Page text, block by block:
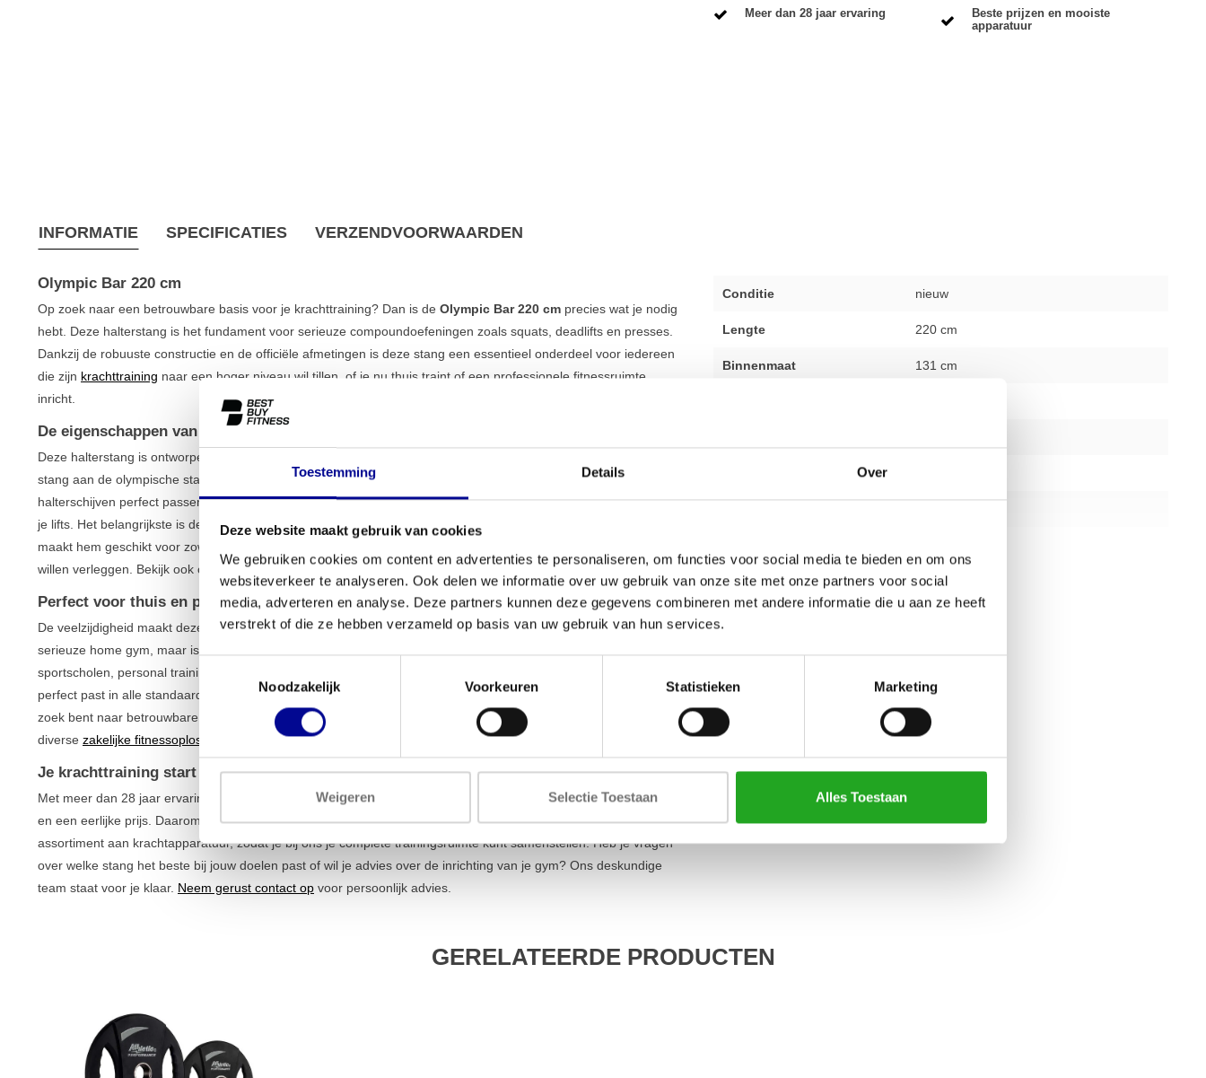
Toestemming Details Over
Deze website maakt gebruik van cookies
We gebruiken cookies om content en advertenties te personaliseren, om functies voor social media te bieden en om ons
websiteverkeer te analyseren. Ook delen we informatie over uw gebruik van onze site met onze partners voor social
media, adverteren en analyse. Deze partners kunnen deze gegevens combineren met andere informatie die u aan ze heeft
verstrekt of die ze hebben verzameld op basis van uw gebruik van hun services.
Noodzakelijk
Voorkeuren Statistieken Marketing
Weigeren Selectie Toestaan Alles Toestaan
Meer dan 28 jaar ervaring
Beste prijzen en mooiste
apparatuur
INFORMATIE SPECIFICATIES VERZENDVOORWAARDEN
Olympic Bar 220 cm
Op zoek naar een betrouwbare basis voor je krachttraining? Dan is de Olympic Bar 220 cm precies wat je nodig
hebt. Deze halterstang is het fundament voor serieuze compoundoefeningen zoals squats, deadlifts en presses.
Dankzij de robuuste constructie en de officiële afmetingen is deze stang een essentieel onderdeel voor iedereen
die zijn krachttraining naar een hoger niveau wil tillen, of je nu thuis traint of een professionele fitnessruimte
inricht.
De eigenschappen van de Olympic Bar 220 cm
Deze halterstang is ontworpen om te presteren. Met een gewicht van 20 kg en een lengte van 220 cm voldoet de
stang aan de olympische standaarden. De sleeves hebben een diameter van 50 mm, waardoor alle olympische
halterschijven perfect passen. De gripdiameter van 30 mm zorgt voor een stevige en comfortabele houvast tijdens
je lifts. Het belangrijkste is de duurzaamheid: de Olympic Bar 220 cm is
belastbaar tot maar liefst 315 kg
maakt hem geschikt voor zowel beginners die aan hun techniek werken als voor ervaren atleten die hun grenzen
willen verleggen. Bekijk ook ons volledigeaanbod gewichten en stangenom je set compleet te maken.
Perfect voor thuis en professioneel gebruik
De veelzijdigheid maakt deze halterstang ideaal voor uiteenlopende omgevingen. Hij vormt de kern van een
serieuze home gym, maar is door zijn robuuste kwaliteit net zo geschikt voor intensief dagelijks gebruik in
sportscholen, personal training studio’s en bedrijfsfitnessruimtes. De binnenmaat van 131 cm zorgt ervoor dat hij
perfect past in alle standaard power racks en squat racks. Of je nu je eigen fitnessruimte voor thuis
inricht of op
zoek bent naar betrouwbare materialen voor je bedrijf, dit is een solide keuze. Voor grotere projecten bieden wij
diverse zakelijke fitnessoplossingen , van aankoop tot lease.
Je krachttraining start bij Best Buy Fitness
Met meer dan 28 jaar ervaring weten we precies wat een goede halterstang nodig heeft: kwaliteit, duurzaamheid
en een eerlijke prijs. Daarom krijg je op de Olympic Bar 220 cm standaard 1 jaar garantie. We bieden een breed
assortiment aan krachtapparatuur, zodat je bij ons je complete trainingsruimte kunt samenstellen. Heb je vragen
over welke stang het beste bij jouw doelen past of wil je advies over de inrichting van je gym? Ons deskundige
team staat voor je klaar. Neem gerust contact op voor persoonlijk advies.
Conditie nieuw
Lengte 220 cm
Binnenmaat 131 cm
Max. belastbaar gewicht
alle specificaties
GERELATEERDE PRODUCTEN